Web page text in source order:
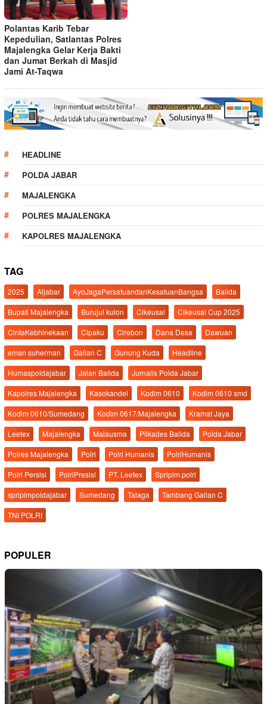
Polantas Karib Tebar
Kepedulian, Satlantas Polres
Majalengka Gelar Kerja Bakti
dan Jumat Berkah di Masjid
Jami At-Taqwa
HEADLINE
POLDA JABAR
MAJALENGKA
POLRES MAJALENGKA
KAPOLRES MAJALENGKA
TAG
2025 Aljabar AyoJagaPersatuandanKesatuanBangsa
Balida
Bupati Majalengka
Burujul kulon Cikeusal
Cikeusal Cup 2025
CintaKebhinekaan
Cipaku Cirebon Dana Desa
Dawuan
eman suherman
Galian C Gunung Kuda
Headline
Humaspoldajabar
Jalan Balida
Jurnalis Polda Jabar
Kapolres Majalengka
Kasokandel Kodim 0610
Kodim 0610 smd
Kodim 0610/Sumedang
Kodim 0617/Majalengka
Kramat Jaya
Leetex
Majalengka Malausma Pilkades Balida
Polda Jabar
Polres Majalengka
Polri Polri Humanis
PolriHumanis
Polri Persisi
PolriPresisi PT. Leetex
Spripim.polri
spripimpoldajabar
Sumedang Talaga
Tambang Galian C
TNI POLRI
POPULER